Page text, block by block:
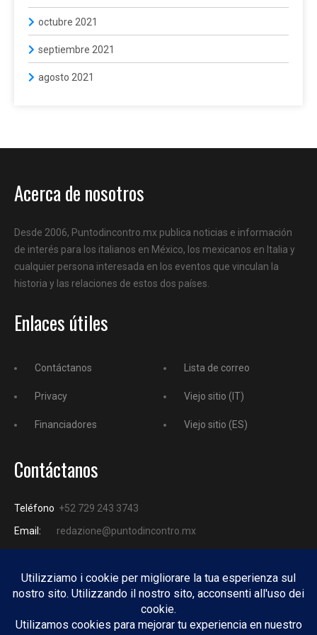
octubre 2021
septiembre 2021
agosto 2021
Acerca de nosotros
Desde 2006, Puntodincontro.mx publica noticias e información
de interés para los italianos en México, los mexicanos en Italia y
cualquier persona interesada en los eventos que vinculan la
historia y las relaciones de estos dos países.
Enlaces útiles
Contáctanos
Privacy
Financiadores
Lista de correo
Viejo sitio (IT)
Viejo sitio (ES)
Contáctanos
Teléfono +52 729 243 3743
Email:
redazione@puntodincontro.mx
PUNTODINCONTRO